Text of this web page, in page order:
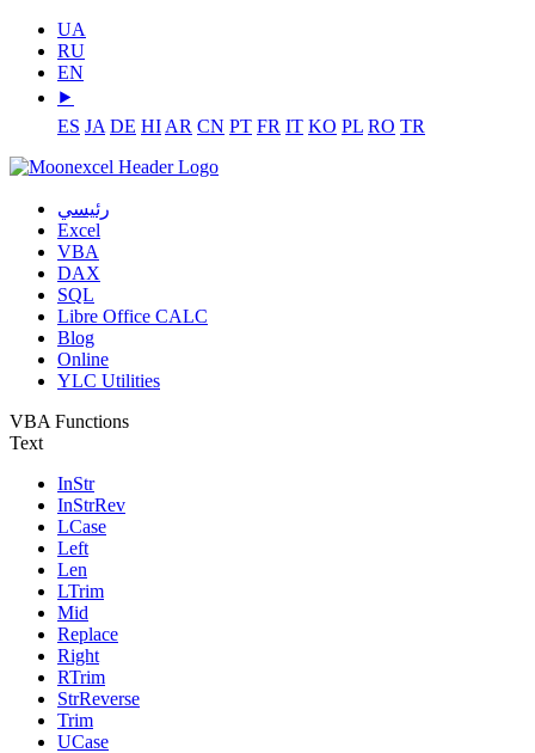
UA
RU
EN
⯈
ES JA DE HI AR CN PT FR IT KO PL RO TR
رئيسي
Excel
VBA
DAX
SQL
Libre Office CALC
Blog
Online
YLC Utilities
VBA Functions
Text
InStr
InStrRev
LCase
Left
Len
LTrim
Mid
Replace
Right
RTrim
StrReverse
Trim
UCase